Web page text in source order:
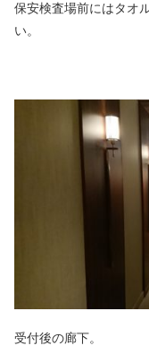
保安検査場前にはタオ
い。
受付後の廊下。